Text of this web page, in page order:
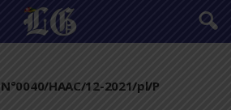
N°0040/HAAC/12-2021/pl/P